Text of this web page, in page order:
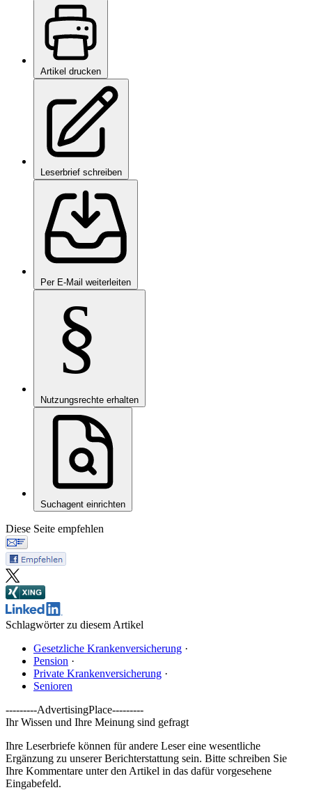
Artikel drucken
Leserbrief schreiben
Per E-Mail weiterleiten
§
Nutzungsrechte erhalten
Suchagent einrichten
Diese Seite empfehlen
Schlagwörter zu diesem Artikel
Gesetzliche Krankenversicherung ·
Pension ·
Private Krankenversicherung ·
Senioren
---------AdvertisingPlace---------
Ihr Wissen und Ihre Meinung sind gefragt
Ihre Leserbriefe können für andere Leser eine wesentliche
Ergänzung zu unserer Berichterstattung sein. Bitte schreiben Sie
Ihre Kommentare unter den Artikel in das dafür vorgesehene
Eingabefeld.